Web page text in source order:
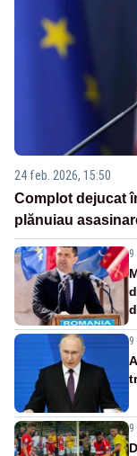
24 feb. 2026, 15:50
Complot dejucat
plănuiau
9
9
9